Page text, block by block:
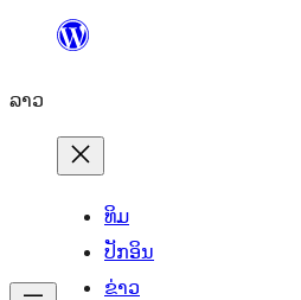
ທີ່
ເນື້ອຫາ
ລາວ
ທິມ
ປັກອິນ
ຂ່າວ